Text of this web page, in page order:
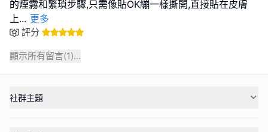
的煙霧和繁瑣步驟,只需像貼OK繃一樣撕開,直接貼在皮膚
上... 更多
評分
顯示所有留言(1)...
社群主題